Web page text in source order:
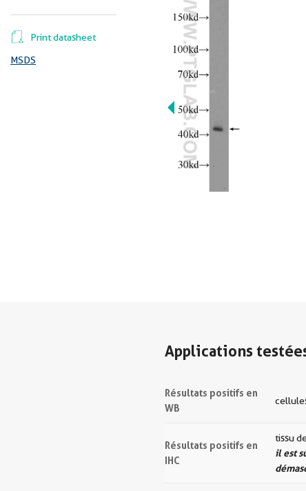
Print datasheet
MSDS
Applications
Résultats positifs en
WB
Résultats positifs en
IHC
tissu
il est